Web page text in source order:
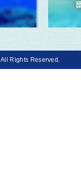
. All Rights Reserved.